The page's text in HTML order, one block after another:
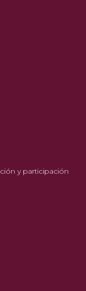
y participación